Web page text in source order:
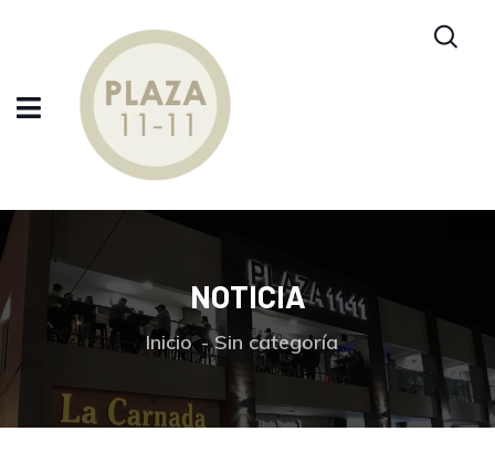
NOTICIA
Inicio Sin categoría